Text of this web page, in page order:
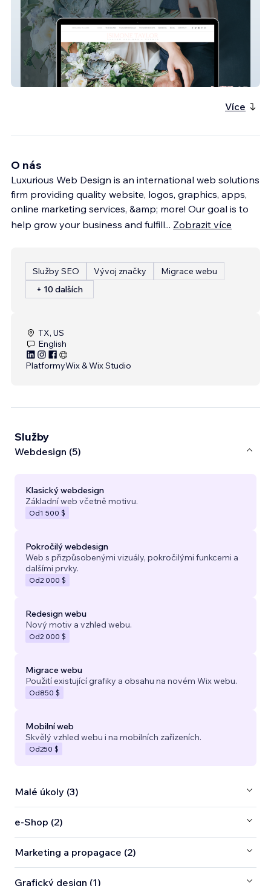
JSimone Taylor Website
Více
O nás
Luxurious Web Design is an international web solutions
firm providing quality website, logos, graphics, apps,
online marketing services, &amp; more! Our goal is to
help grow your business and fulfill... Zobrazit více
Služby SEO Vývoj značky
Migrace webu
+ 10 dalších
TX, US
English
PlatformyWix & Wix Studio
Služby
Webdesign (5)
Klasický webdesign
Základní web včetně motivu.
Od1 500 $
Pokročilý webdesign
Web s přizpůsobenými vizuály, pokročilými funkcemi a
dalšími prvky.
Od2 000 $
Redesign webu
Nový motiv a vzhled webu.
Od2 000 $
Migrace webu
Použití existující grafiky a obsahu na novém Wix webu.
Od850 $
Mobilní web
Skvělý vzhled webu i na mobilních zařízeních.
Od250 $
Malé úkoly (3)
e‑Shop (2)
Marketing a propagace (2)
Grafický design (1)